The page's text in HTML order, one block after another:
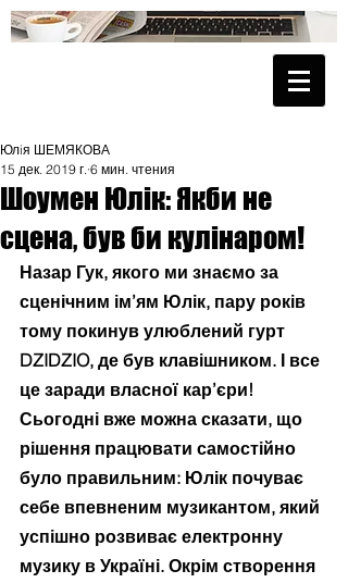
Шоумен Юлік: Якби не
сцена, був би кулінаром!
Юлiя ШЕМЯКОВА
15 дек. 2019 г. 6 мин. чтения
Назар Гук, якого ми знаємо за
сценічним ім’ям Юлік, пару років
тому покинув улюблений гурт
DZIDZIO, де був клавішником. І все
це заради власної кар’єри!
Сьогодні вже можна сказати, що
рішення працювати самостійно
було правильним: Юлік почуває
себе впевненим музикантом, який
успішно розвиває електронну
музику в Україні. Окрім створення